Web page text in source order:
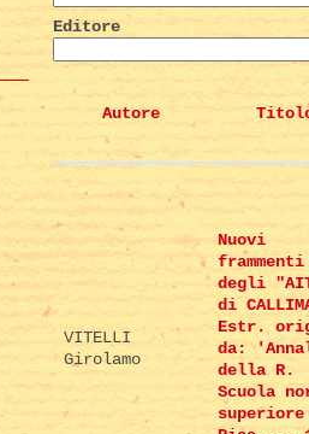
Editore
Autore
VITELLI
Girolamo
Nuovi
frammenti
degli
di
Estr.
da:
della R.
Scuola